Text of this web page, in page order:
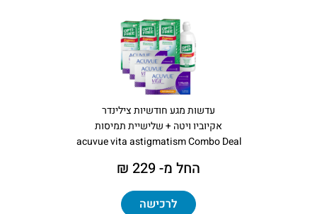
עדשות מגע חודשיות צילינדר
אקיוביו ויטה + שלישיית תמיסות
acuvue vita astigmatism Combo Deal
החל מ- 229 ₪
לרכישה